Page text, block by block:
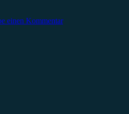
einen Kommentar